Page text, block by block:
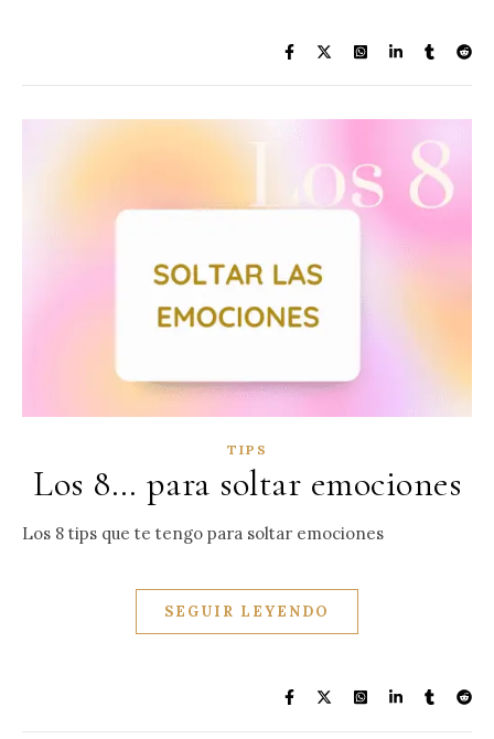
TIPS
Los 8… para soltar emociones
Los 8 tips que te tengo para soltar emociones
SEGUIR LEYENDO